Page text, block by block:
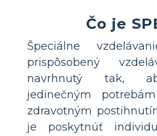
Čo je
Špeciálne
prispôsobený
navrhnutý tak,
jedinečným
zdravotným
je poskytnúť